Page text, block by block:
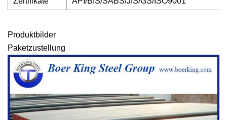
Produktbilder
Paketzustellung